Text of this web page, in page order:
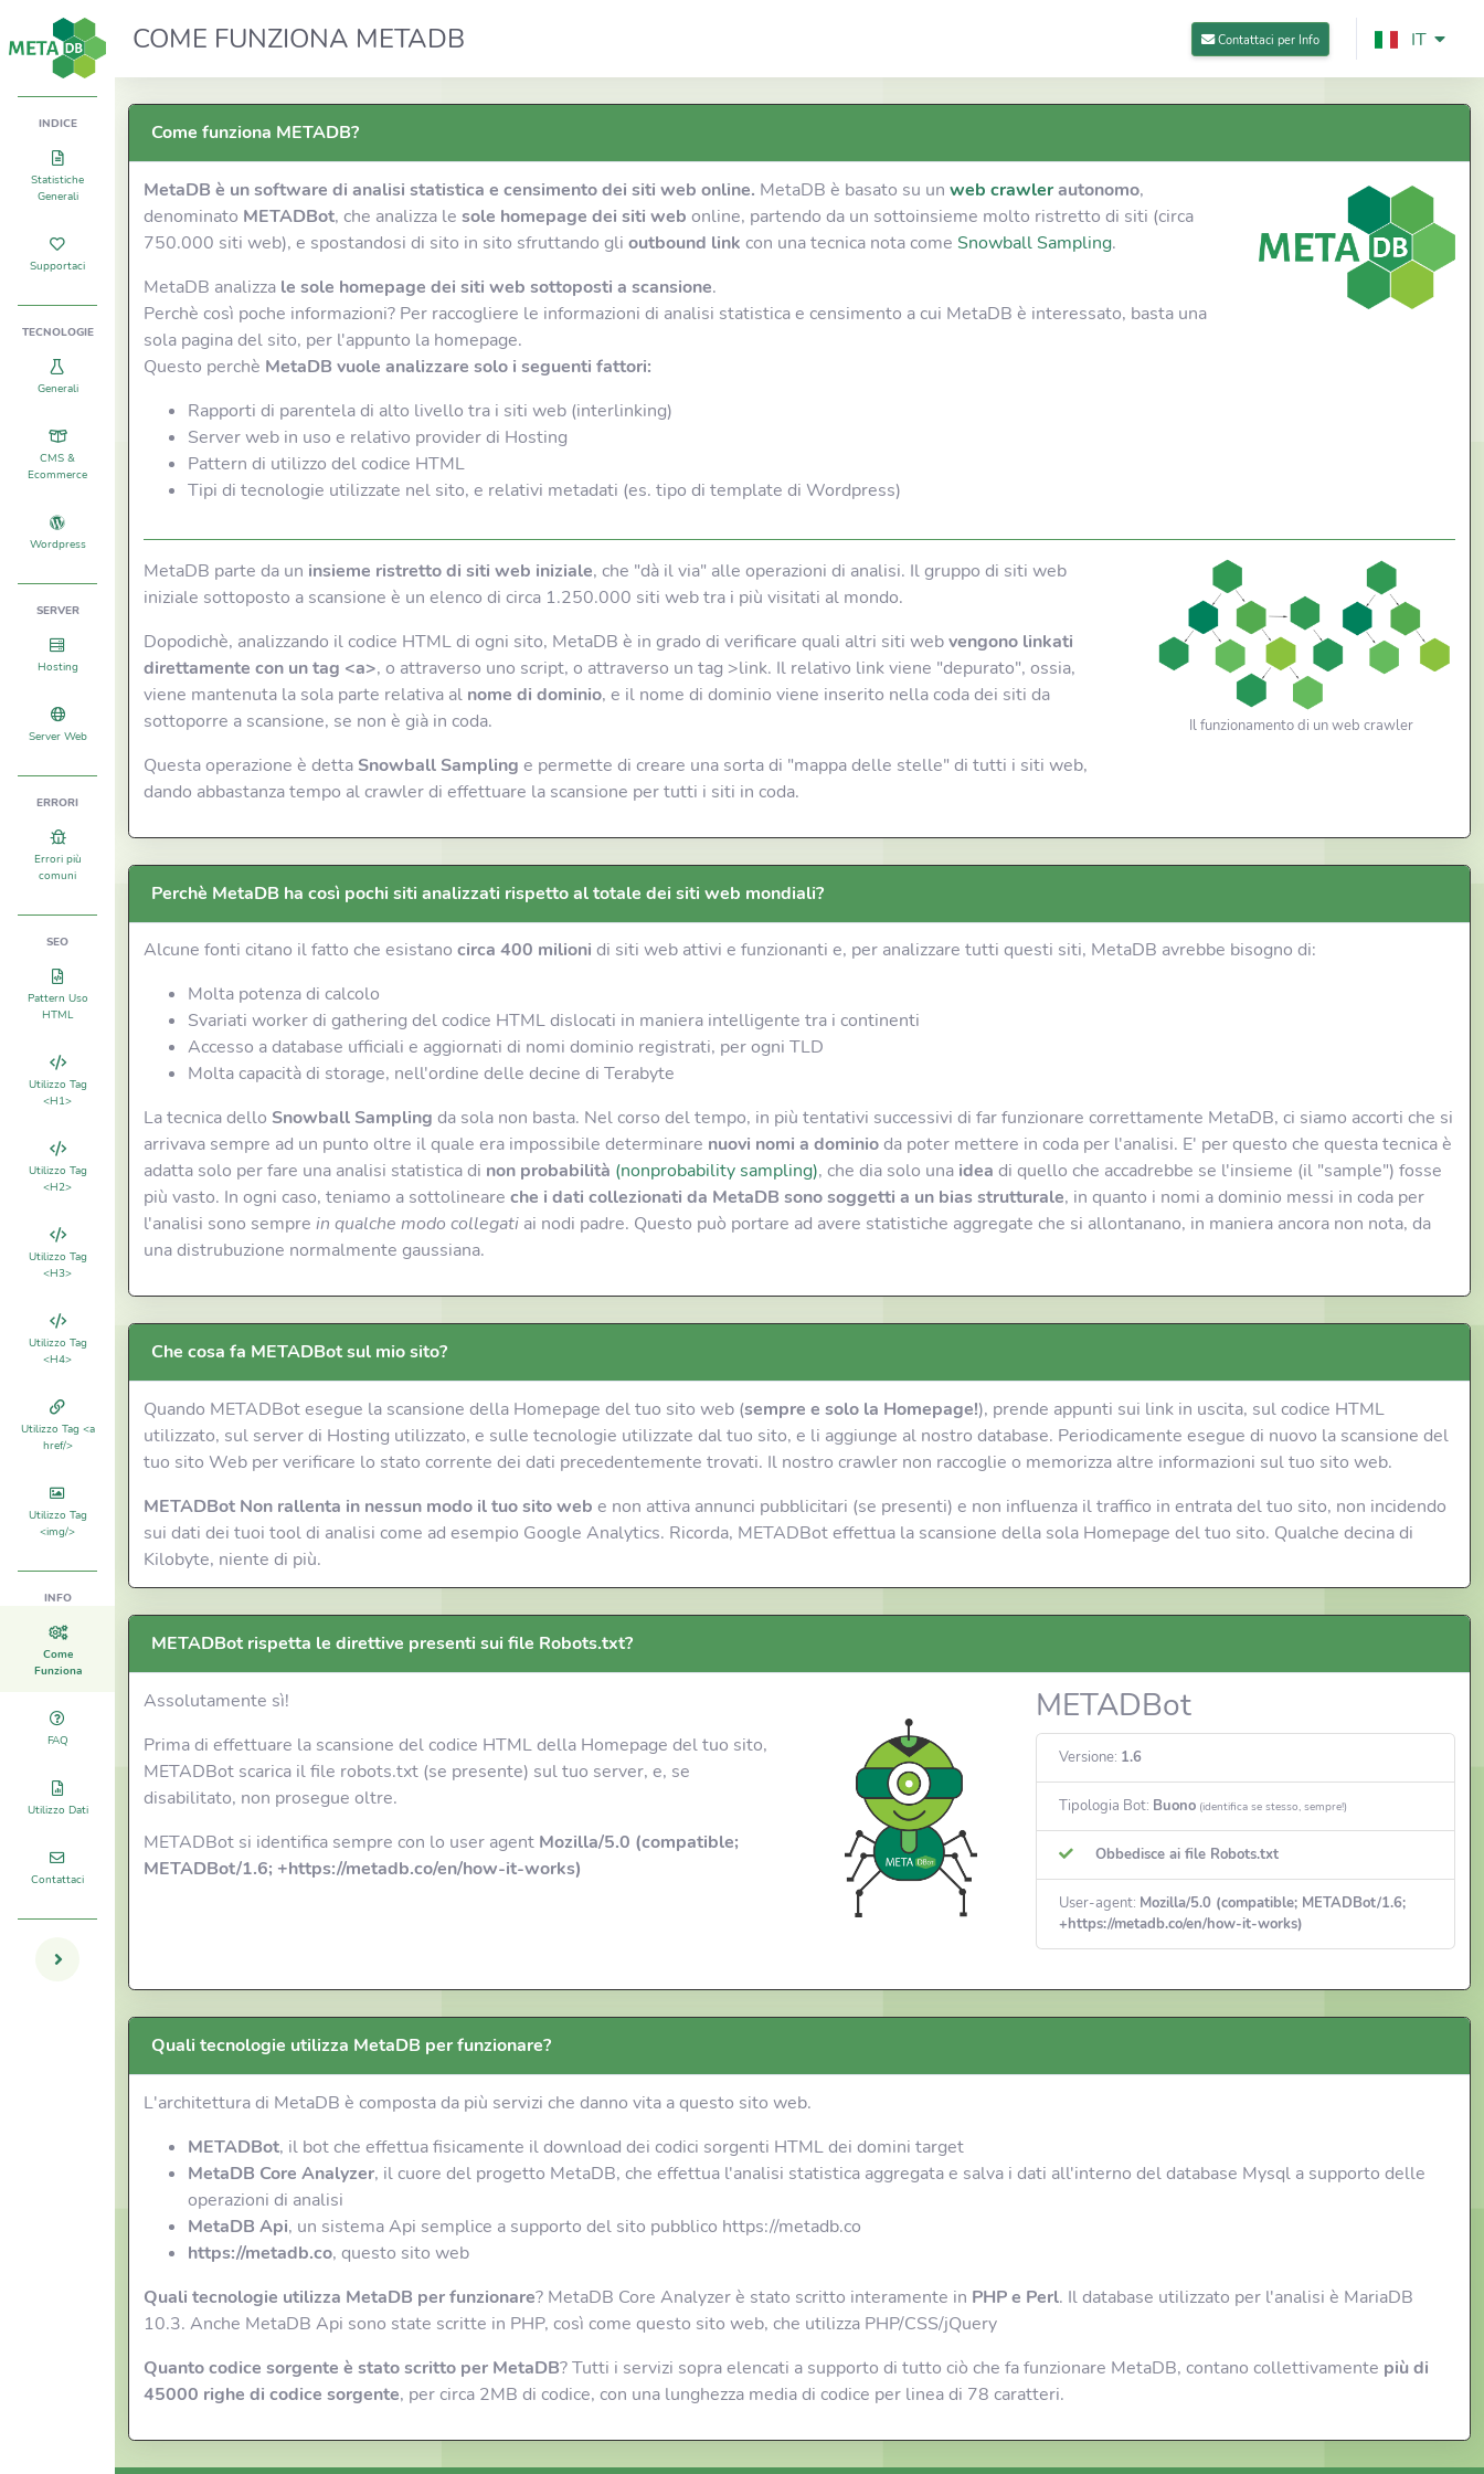
INDICE
Statistiche
Generali
Supportaci
TECNOLOGIE
Generali
CMS &
Ecommerce
Wordpress
SERVER
Hosting
Server Web
ERRORI
Errori più
comuni
SEO
Pattern Uso
HTML
Utilizzo Tag
<H1>
Utilizzo Tag
<H2>
Utilizzo Tag
<H3>
Utilizzo Tag
<H4>
Utilizzo Tag <a
href/>
Utilizzo Tag
<img/>
INFO
Come
Funziona
FAQ
Utilizzo Dati
Contattaci
COME FUNZIONA METADB Contattaci per Info IT
Come funziona METADB?
MetaDB è un software di analisi statistica e censimento dei siti web online. MetaDB è basato su un web crawlerautonomo,
denominato METADBot, che analizza le sole homepage dei siti web online, partendo da un sottoinsieme molto ristretto di siti (circa
750.000 siti web), e spostandosi di sito in sito sfruttando gli outbound link con una tecnica nota come Snowball Sampling.
MetaDB analizza le sole homepage dei siti web sottoposti a scansione.
Perchè così poche informazioni? Per raccogliere le informazioni di analisi statistica e censimento a cui MetaDB è interessato, basta una
sola pagina del sito, per l'appunto la homepage.
Questo perchè MetaDB vuole analizzare solo i seguenti fattori:
Rapporti di parentela di alto livello tra i siti web (interlinking)
Server web in uso e relativo provider di Hosting
Pattern di utilizzo del codice HTML
Tipi di tecnologie utilizzate nel sito, e relativi metadati (es. tipo di template di Wordpress)
MetaDB parte da un insieme ristretto di siti web iniziale, che "dà il via" alle operazioni di analisi. Il gruppo di siti web
iniziale sottoposto a scansione è un elenco di circa 1.250.000 siti web tra i più visitati al mondo.
Dopodichè, analizzando il codice HTML di ogni sito, MetaDB è in grado di verificare quali altri siti webvengono linkati
direttamente con un tag <a>, o attraverso uno script, o attraverso un tag >link. Il relativo link viene "depurato", ossia,
viene mantenuta la sola parte relativa al nome di dominio, e il nome di dominio viene inserito nella coda dei siti da
sottoporre a scansione, se non è già in coda.
Questa operazione è detta Snowball Sampling e permette di creare una sorta di "mappa delle stelle" di tutti i siti web,
dando abbastanza tempo al crawler di effettuare la scansione per tutti i siti in coda.
Il funzionamento di un web crawler
Perchè MetaDB ha così pochi siti analizzati rispetto al totale dei siti web mondiali?
Alcune fonti citano il fatto che esistano circa 400 milioni di siti web attivi e funzionanti e, per analizzare tutti questi siti, MetaDB avrebbe bisogno di:
Molta potenza di calcolo
Svariati worker di gathering del codice HTML dislocati in maniera intelligente tra i continenti
Accesso a database ufficiali e aggiornati di nomi dominio registrati, per ogni TLD
Molta capacità di storage, nell'ordine delle decine di Terabyte
La tecnica dello Snowball Sampling da sola non basta. Nel corso del tempo, in più tentativi successivi di far funzionare correttamente MetaDB, ci siamo accorti che si
arrivava sempre ad un punto oltre il quale era impossibile determinare nuovi nomi a dominioda poter mettere in coda per l'analisi. E' per questo che questa tecnica è
adatta solo per fare una analisi statistica di non probabilità (nonprobability sampling), che dia solo una idea di quello che accadrebbe se l'insieme (il "sample") fosse
più vasto. In ogni caso, teniamo a sottolineare che i dati collezionati da MetaDB sono soggetti a un bias strutturale, in quanto i nomi a dominio messi in coda per
l'analisi sono sempre in qualche modo collegatiai nodi padre. Questo può portare ad avere statistiche aggregate che si allontanano, in maniera ancora non nota, da
una distrubuzione normalmente gaussiana.
Che cosa fa METADBot sul mio sito?
Quando METADBot esegue la scansione della Homepage del tuo sito web (sempre e solo la Homepage!), prende appunti sui link in uscita, sul codice HTML
utilizzato, sul server di Hosting utilizzato, e sulle tecnologie utilizzate dal tuo sito, e li aggiunge al nostro database. Periodicamente esegue di nuovo la scansione del
tuo sito Web per verificare lo stato corrente dei dati precedentemente trovati. Il nostro crawler non raccoglie o memorizza altre informazioni sul tuo sito web.
METADBot Non rallenta in nessun modo il tuo sito web e non attiva annunci pubblicitari (se presenti) e non influenza il traffico in entrata del tuo sito, non incidendo
sui dati dei tuoi tool di analisi come ad esempio Google Analytics. Ricorda, METADBot effettua la scansione della sola Homepage del tuo sito. Qualche decina di
Kilobyte, niente di più.
METADBot rispetta le direttive presenti sui file Robots.txt?
Assolutamente sì!
Prima di effettuare la scansione del codice HTML della Homepage del tuo sito,
METADBot scarica il file robots.txt (se presente) sul tuo server, e, se
disabilitato, non prosegue oltre.
METADBot si identifica sempre con lo user agent Mozilla/5.0 (compatible;
METADBot/1.6; +https://metadb.co/en/how-it-works)
METADBot
Versione: 1.6
Tipologia Bot: Buono (identifica se stesso, sempre!)
Obbedisce ai file Robots.txt
User-agent: Mozilla/5.0 (compatible; METADBot/1.6;
+https://metadb.co/en/how-it-works)
Quali tecnologie utilizza MetaDB per funzionare?
L'architettura di MetaDB è composta da più servizi che danno vita a questo sito web.
METADBot, il bot che effettua fisicamente il download dei codici sorgenti HTML dei domini target
MetaDB Core Analyzer, il cuore del progetto MetaDB, che effettua l'analisi statistica aggregata e salva i dati all'interno del database Mysql a supporto delle
operazioni di analisi
MetaDB Api, un sistema Api semplice a supporto del sito pubblico https://metadb.co
https://metadb.co, questo sito web
Quali tecnologie utilizza MetaDB per funzionare? MetaDB Core Analyzer è stato scritto interamente in PHP e Perl. Il database utilizzato per l'analisi è MariaDB
10.3. Anche MetaDB Api sono state scritte in PHP, così come questo sito web, che utilizza PHP/CSS/jQuery
Quanto codice sorgente è stato scritto per MetaDB? Tutti i servizi sopra elencati a supporto di tutto ciò che fa funzionare MetaDB, contano collettivamente più di
45000 righe di codice sorgente, per circa 2MB di codice, con una lunghezza media di codice per linea di 78 caratteri.